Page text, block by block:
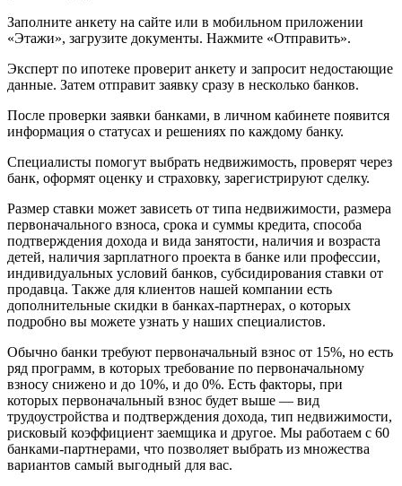
Заполните анкету на сайте или в мобильном приложении
«Этажи», загрузите документы. Нажмите «Отправить».
Эксперт по ипотеке проверит анкету и запросит недостающие
данные. Затем отправит заявку сразу в несколько банков.
После проверки заявки банками, в личном кабинете появится
информация о статусах и решениях по каждому банку.
Специалисты помогут выбрать недвижимость, проверят через
банк, оформят оценку и страховку, зарегистрируют сделку.
Размер ставки может зависеть от типа недвижимости, размера
первоначального взноса, срока и суммы кредита, способа
подтверждения дохода и вида занятости, наличия и возраста
детей, наличия зарплатного проекта в банке или профессии,
индивидуальных условий банков, субсидирования ставки от
продавца. Также для клиентов нашей компании есть
дополнительные скидки в банках-партнерах, о которых
подробно вы можете узнать у наших специалистов.
Обычно банки требуют первоначальный взнос от 15%, но есть
ряд программ, в которых требование по первоначальному
взносу снижено и до 10%, и до 0%. Есть факторы, при
которых первоначальный взнос будет выше — вид
трудоустройства и подтверждения дохода, тип недвижимости,
рисковый коэффициент заемщика и другое. Мы работаем с 60
банками-партнерами, что позволяет выбрать из множества
вариантов самый выгодный для вас.